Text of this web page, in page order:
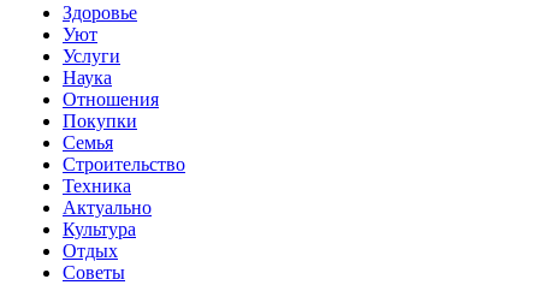
Здоровье
Уют
Услуги
Наука
Отношения
Покупки
Семья
Строительство
Техника
Актуально
Культура
Отдых
Советы